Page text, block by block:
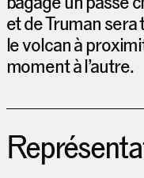
et de Truman
le volcan à
moment à l’autre.